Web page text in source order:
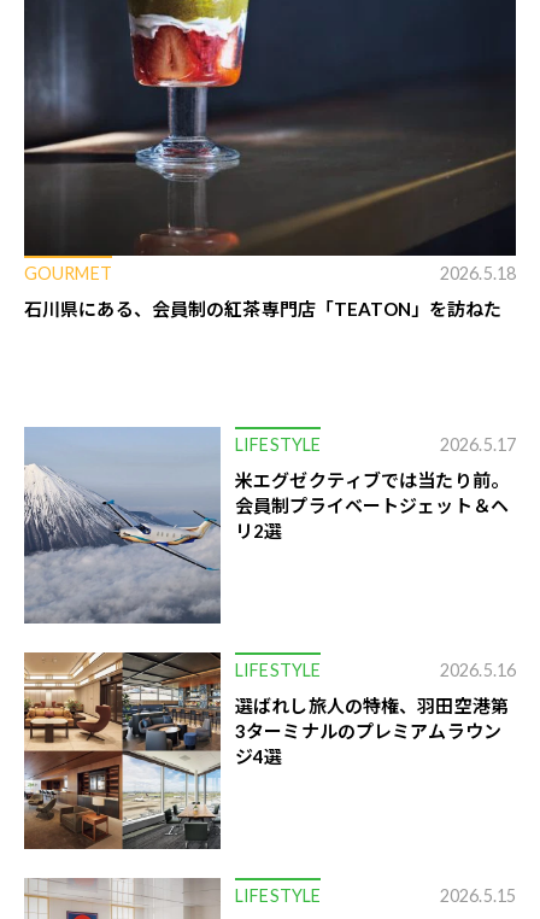
GOURMET 2026.5.18
石川県にある、会員制の紅茶専門店「TEATON」を訪ねた
LIFESTYLE 2026.5.17
米エグゼクティブでは当たり前。
会員制プライベートジェット＆ヘ
リ2選
LIFESTYLE 2026.5.16
選ばれし旅人の特権、羽田空港第
3ターミナルのプレミアムラウン
ジ4選
LIFESTYLE 2026.5.15